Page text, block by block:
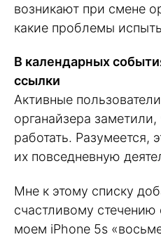
возникают при смене
какие проблемы
В календарных
ссылки
Активные
органайзера
работать. Разумеется,
их повседневную
Мне к этому списку
счастливому стечению
моем iPhone 5s